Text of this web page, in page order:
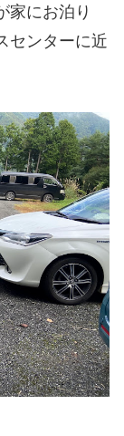
家にお泊り
センターに近